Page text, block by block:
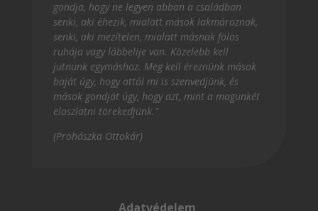
gondja, hogy ne legyen abban a családban
senki, aki éhezik, mialatt mások lakmároznak,
senki, aki mezítelen, mialatt másnak fölös
ruhája vagy lábbelije van. Közelebb kell
jutnunk egymáshoz. Meg kell éreznünk mások
baját úgy, hogy attól mi is szenvedjünk, és
mások gondját úgy, hogy azt, mint a magunkét
eloszlatni törekedjünk.”
(Prohászka Ottokár)
Adatvédelem